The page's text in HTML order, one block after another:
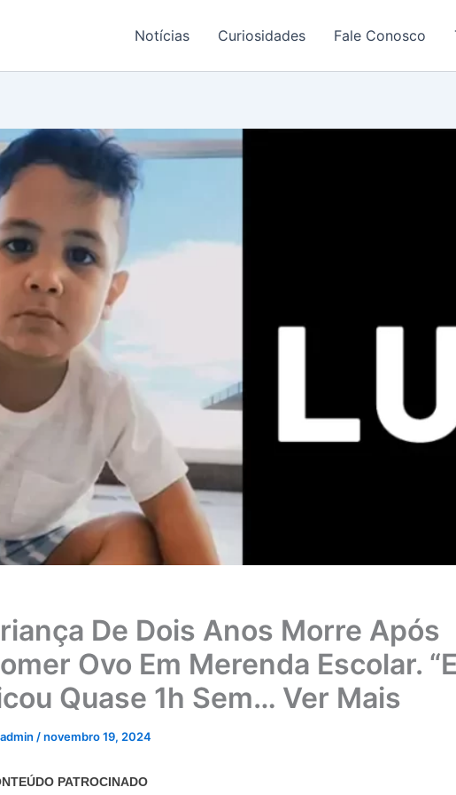
Notícias Curiosidades Fale Conosco
De Dois Anos Morre Após
Ovo Em Merenda Escolar.
Quase 1h Sem… Ver Mais
admin /novembro 19, 2024